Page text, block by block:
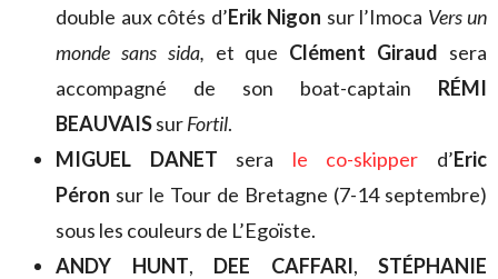
double aux côtés d’Erik Nigon sur l’Imoca Vers un
monde sans sida, et que Clément Giraud sera
accompagné de son boat-captain RÉMI
BEAUVAISsurFortil.
MIGUEL DANET sera le co-skipper d’Eric
Péron sur le Tour de Bretagne (7-14 septembre)
sous les couleurs de L’Egoïste.
ANDY HUNT, DEE CAFFARI, STÉPHANIE